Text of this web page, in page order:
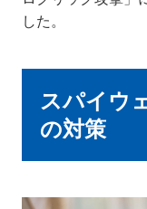
した。
スパイウ
の対策